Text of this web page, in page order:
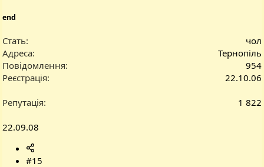
end
Стать
чол
Адреса
Тернопіль
Повідомлення
954
Реєстрація
22.10.06
Репутація 1 822
22.09.08
#15